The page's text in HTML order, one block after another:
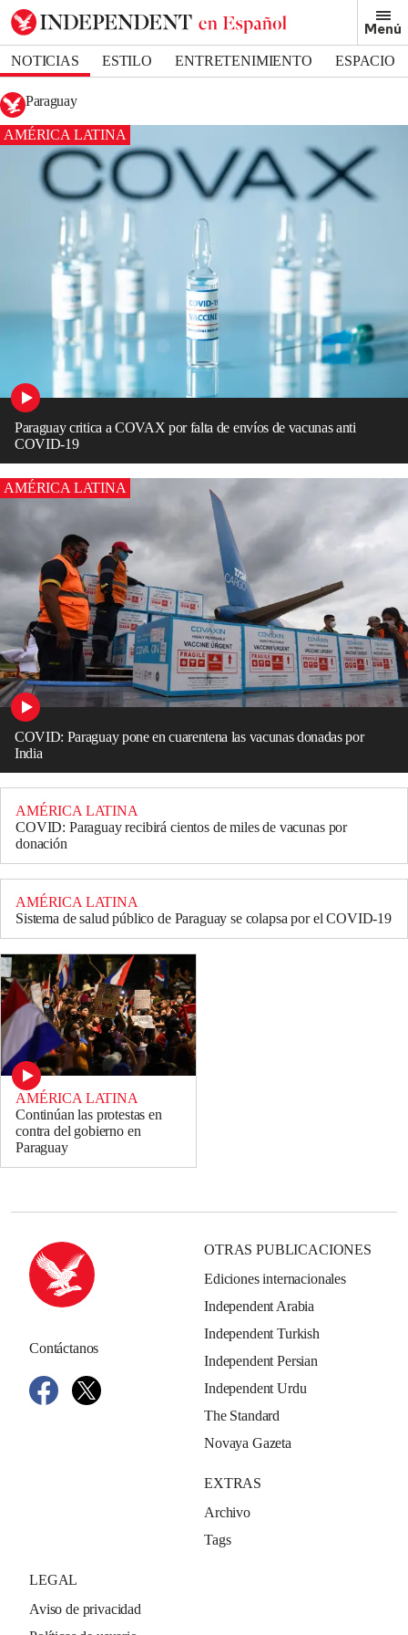
Menú
NOTICIAS ESTILO ENTRETENIMIENTO
ESPACIO
DEPORTES
Paraguay
AMÉRICA LATINA
Paraguay critica a COVAX por falta de envíos de vacunas anti
COVID-19
AMÉRICA LATINA
COVID: Paraguay pone en cuarentena las vacunas donadas por
India
AMÉRICA LATINA
COVID: Paraguay recibirá cientos de miles de vacunas por
donación
AMÉRICA LATINA
Sistema de salud público de Paraguay se colapsa por el COVID-19
AMÉRICA LATINA
Continúan las protestas en
contra del gobierno en
Paraguay
Contáctanos
OTRAS PUBLICACIONES
Ediciones internacionales
Independent Arabia
Independent Turkish
Independent Persian
Independent Urdu
The Standard
Novaya Gazeta
EXTRAS
Archivo
Tags
LEGAL
Aviso de privacidad